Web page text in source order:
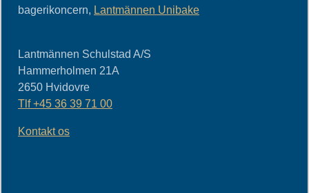
bagerikoncern, Lantmännen Unibake
Lantmännen Schulstad A/S
Hammerholmen 21A
2650 Hvidovre
Tlf+45 36 39 71 00
Kontakt os